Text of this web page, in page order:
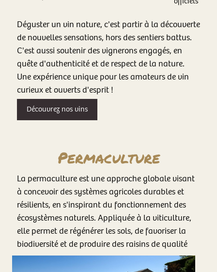
Déguster un vin nature, c'est partir à la découverte
de nouvelles sensations, hors des sentiers battus.
C'est aussi soutenir des vignerons engagés, en
quête d'authenticité et de respect de la nature.
Une expérience unique pour les amateurs de vin
curieux et ouverts d'esprit !
Découvrez nos vins
Permaculture
La permaculture est une approche globale visant
à concevoir des systèmes agricoles durables et
résilients, en s'inspirant du fonctionnement des
écosystèmes naturels. Appliquée à la viticulture,
elle permet de régénérer les sols, de favoriser la
biodiversité et de produire des raisins dequalité